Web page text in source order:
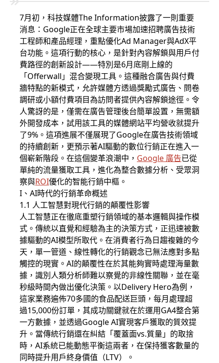
7月初，科技媒體The Information披露了一則重要
消息：Google正在全球主要市場加速招聘廣告技術
工程師和產品經理，重點優化Ad Manager與AdX平
台功能。這項行動的核心，是針對內容解鎖與用戶付
費路徑的創新設計——特別是6月底剛上線的
「Offerwall」混合變現工具。這種融合廣告與付費
牆特點的新模式，允許媒體方透過獎勵式廣告、問卷
調研或小額付費項目為訪問者提供內容解鎖途徑。令
人驚訝的是，僅需在廣告管理後台簡單設置，無需額
外開發成本，試用該工具的媒體網站平均營收就提升
了9%。這項進展不僅展現了Google在廣告技術領域
的持續創新，更預示著AI驅動的數位行銷正在進入一
個嶄新階段。在這個變革浪潮中， Google 廣告已從
單純的流量獲取工具，進化為整合數據分析、受眾洞
察與ROI優化的智能行銷中樞。
I、AI時代的行銷革命概述
1.1 人工智慧對現代行銷的顛覆性影響
人工智慧正在徹底重塑行銷領域的基本邏輯與操作模
式。傳統以直覺和經驗為主的決策方式，正迅速被數
據驅動的AI模型所取代。在消費者行為日趨複雜的今
天，單一管道、線性轉化的行銷觀念已無法應對多點
觸控的現實。AI的顛覆性在於其能夠實時處理海量數
據，識別人類分析師難以察覺的非線性關聯，並在毫
秒級時間內做出優化決策。以Delivery Hero為例，
這家業務遍佈70多國的食品配送巨頭，每月處理超
過15,000份訂單，其成功關鍵就在於運用GA4整合第
一方數據，並透過Google AI實現客戶獲取的質效提
升。當傳統行銷還在糾結「覆蓋面vs.質量」的取捨
時，AI系統已能動態平衡這兩者，在保持獲客數量的
同時提升用戶終身價值（LTV）。